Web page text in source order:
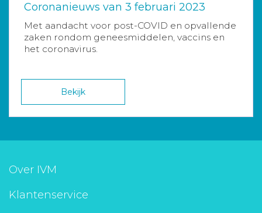
Coronanieuws van 3 februari 2023
Met aandacht voor post-COVID en opvallende
zaken rondom geneesmiddelen, vaccins en
het coronavirus.
Bekijk
Over IVM
Klantenservice